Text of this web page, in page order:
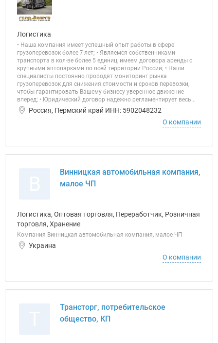
Логистика
• Наша компания имеет успешный опыт работы в сфере
грузоперевозок более 7 лет; • Являемся собственниками
транспорта в кол-ве более 5 единиц, имеем договора аренды с
крупными автопарками по всей территории России; • Наши
специалисты постоянно проводят мониторинг рынка
грузоперевозок для снижения стоимости и сроков перевозки,
чтобы гарантировать Вашему бизнесу уверенное движение
вперед; • Юридический договор надежно регламентирует весь...
Россия, Пермский край ИНН: 5902048232
О компании
Винницкая автомобильная компания,
малое ЧП
Логистика, Оптовая торговля, Переработчик, Розничная
торговля, Хранение
Компания Винницкая автомобильная компания, малое ЧП
Украина
О компании
Трансторг, потребительское
общество, КП